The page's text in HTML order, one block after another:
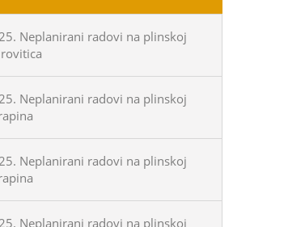
Neplanirani radovi na plinskoj
Neplanirani radovi na plinskoj
Neplanirani radovi na plinskoj
Neplanirani radovi na plinskoj